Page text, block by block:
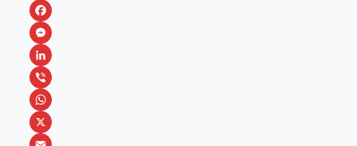
F
a
c
e
b
M
e
s
s
L
i
n
V
iW